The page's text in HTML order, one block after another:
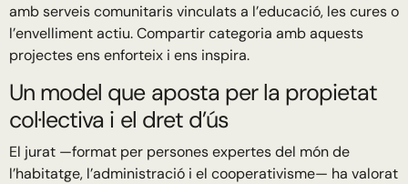
amb serveis comunitaris vinculats a l’educació, les cures o
l’envelliment actiu. Compartir categoria amb aquests
projectes ens enforteix i ens inspira.
Un model que aposta per la propietat
col·lectiva i el dret d’ús
El jurat —format per persones expertes del món de
l’habitatge, l’administració i el cooperativisme— ha valorat